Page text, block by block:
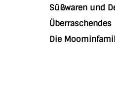
Süßwaren und
Überraschendes
Die